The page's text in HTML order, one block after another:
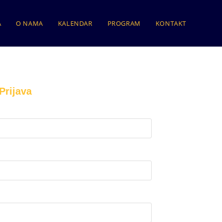
O NAMA KALENDAR PROGRAM KONTAKT